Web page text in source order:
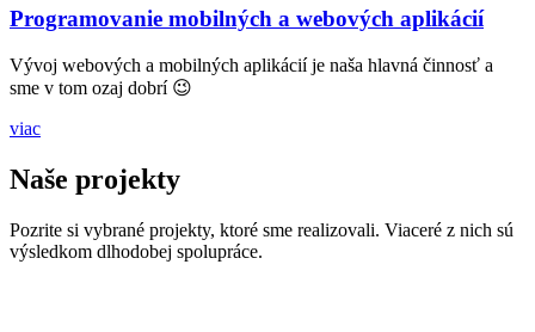
Programovanie mobilných a webových aplikácií
Vývoj webových a mobilných aplikácií je naša hlavná činnosť a
sme v tom ozaj dobrí 😉
viac
Naše projekty
Pozrite si vybrané projekty, ktoré sme realizovali. Viaceré z nich sú
výsledkom dlhodobej spolupráce.